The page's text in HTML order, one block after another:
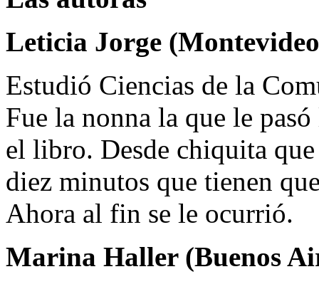
Leticia Jorge
Estudió Ciencias de la
Fue la nonna la que le
el libro. Desde chiquita
diez minutos que tienen
Ahora al fin se le ocurrió.
Marina Haller (Buenos